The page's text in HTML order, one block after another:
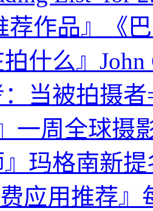
荐作品』《
拍什么』
当被拍摄
一周全球摄
』玛格南新
费应用推荐